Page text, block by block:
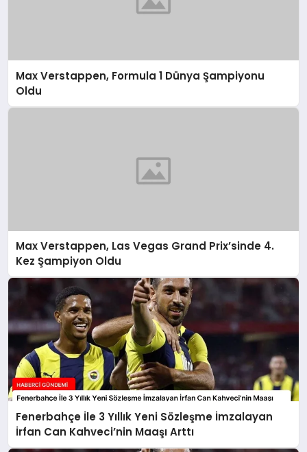
Max Verstappen, Formula 1 Dünya Şampiyonu
Oldu
Max Verstappen, Las Vegas Grand Prix’sinde 4.
Kez Şampiyon Oldu
Fenerbahçe İle 3 Yıllık Yeni Sözleşme İmzalayan
İrfan Can Kahveci’nin Maaşı Arttı